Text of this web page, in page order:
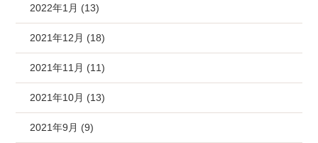
2022年1月 (13)
2021年12月 (18)
2021年11月 (11)
2021年10月 (13)
2021年9月 (9)